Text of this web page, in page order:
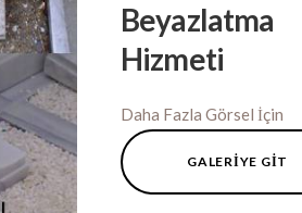
Beyazlatma
Hizmeti
Daha Fazla Görsel İçin
GALERIYE GIT